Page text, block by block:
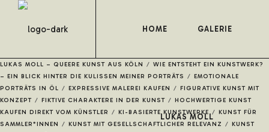
HOME GALERIE
LUKAS MOLL
LUKAS MOLL – QUEERE KUNST AUS KÖLN / WIE ENTSTEHT EIN KUNSTWERK?
– EIN BLICK HINTER DIE KULISSEN MEINER PORTRÄTS / EMOTIONALE
PORTRÄTS IN ÖL / EXPRESSIVE MALEREI KAUFEN / FIGURATIVE KUNST MIT
KONZEPT / FIKTIVE CHARAKTERE IN DER KUNST / HOCHWERTIGE KUNST
KAUFEN DIREKT VOM KÜNSTLER / KI-BASIERTE KUNSTWERKE / KUNST FÜR
SAMMLER*INNEN / KUNST MIT GESELLSCHAFTLICHER RELEVANZ / KUNST